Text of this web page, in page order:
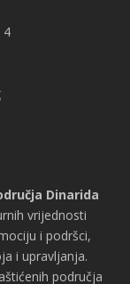
4
Dinarida
vrijednosti
i podršci,
i upravljanja.
područja